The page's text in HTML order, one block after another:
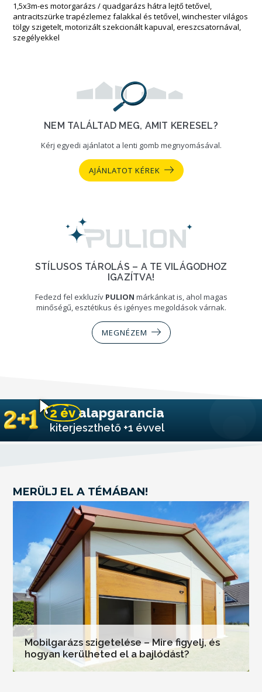
1,5x3m-es motorgarázs / quadgarázs hátra lejtő tetővel,
antracitszürke trapézlemez falakkal és tetővel, winchester világos
tölgy szigetelt, motorizált szekcionált kapuval, ereszcsatornával,
szegélyekkel
NEM TALÁLTAD MEG, AMIT KERESEL?
Kérj egyedi ajánlatot a lenti gomb megnyomásával.
AJÁNLATOT KÉREK
STÍLUSOS TÁROLÁS – A TE VILÁGODHOZ
IGAZÍTVA!
Fedezd fel exkluzív PULION márkánkat is, ahol magas
minőségű, esztétikus és igényes megoldások várnak.
MEGNÉZEM
2 évalapgarancia
kiterjeszthető +1 évvel
MERÜLJ EL A TÉMÁBAN!
Mobilgarázs szigetelése – Mire figyelj, és
hogyan kerülheted el a bajlódást?